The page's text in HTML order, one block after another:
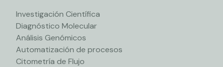
Investigación Científica
Diagnóstico Molecular
Análisis Genómicos
Automatización de procesos
Citometría de Flujo